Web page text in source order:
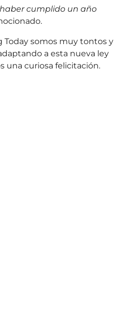
cumplido un año
Today somos muy tontos y
a esta nueva ley
una curiosa felicitación.